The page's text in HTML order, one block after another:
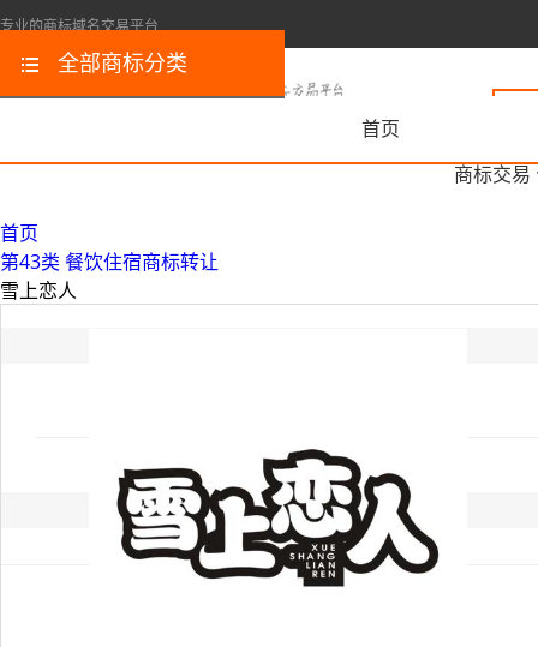
专业的商标域名交易平台
首页
商标交易
全部商标分类
首页
第43类 餐饮住宿商标转让
雪上恋人